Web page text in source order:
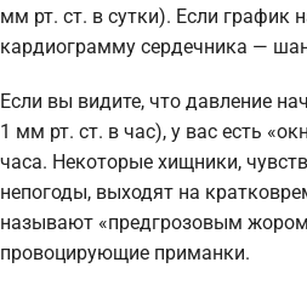
мм рт. ст. в сутки). Если график
кардиограмму сердечника —
Если вы видите, что давление
1 мм рт. ст. в час), у вас есть
часа. Некоторые хищники,
непогоды, выходят на
называют «предгрозовым
провоцирующие приманки.